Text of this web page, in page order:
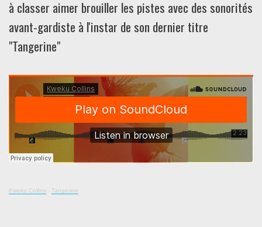
à classer aimer brouiller les pistes avec des sonorités
avant-gardiste à l'instar de son dernier titre
"Tangerine"
Kweku Collins · Tangerine